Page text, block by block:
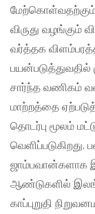
மேற்கொள்வதற்கும்
விருது வழங்கும்
வர்த்தக
சார்ந்த வணிகம்
மாற்றத்தை
தொடர்பு மூலம்
ஜாம்பவான்களாக
ஆண்டுகளில்
காப்புறுதி